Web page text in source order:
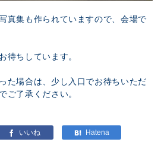
真集も作られていますので、会場で
待ちしています。
た場合は、少し入口でお待ちいただ
ご了承ください。